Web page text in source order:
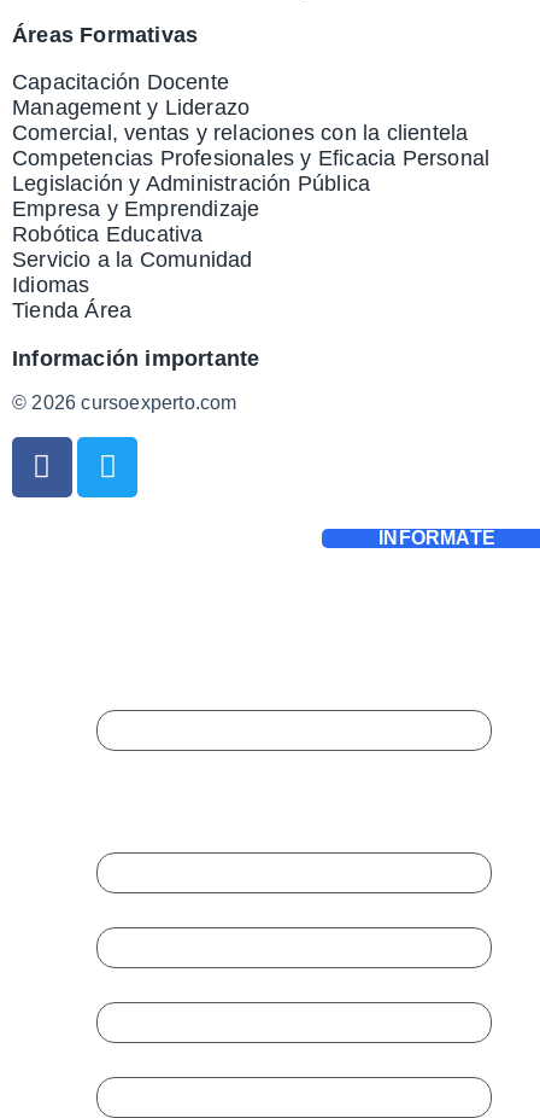
Áreas Formativas
Capacitación Docente
Management y Liderazo
Comercial, ventas y relaciones con la clientela
Competencias Profesionales y Eficacia Personal
Legislación y Administración Pública
Empresa y Emprendizaje
Robótica Educativa
Servicio a la Comunidad
Idiomas
Tienda Área
Información importante
© 2026 cursoexperto.com
INFÓRMATE